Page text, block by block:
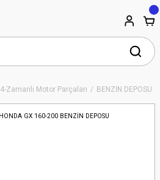
4-Zamanlı Motor Parçaları BENZİN DEPOSU